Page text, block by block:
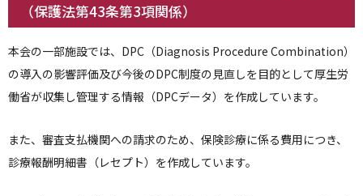
（保護法第43条第3項関係）
本会の一部施設では、DPC（Diagnosis Procedure Combination）
の導入の影響評価及び今後のDPC制度の見直しを目的として厚生労
働省が収集し管理する情報（DPCデータ）を作成しています。
また、審査支払機関への請求のため、保険診療に係る費用につき、
診療報酬明細書（レセプト）を作成しています。